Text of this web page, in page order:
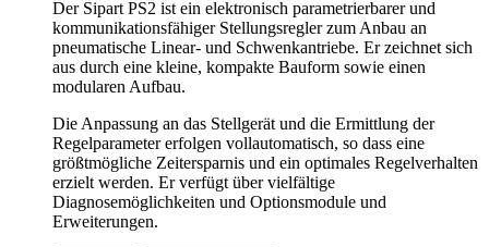
Der Sipart PS2 ist ein elektronisch parametrierbarer und
kommunikationsfähiger Stellungsregler zum Anbau an
pneumatische Linear- und Schwenkantriebe. Er zeichnet sich
aus durch eine kleine, kompakte Bauform sowie einen
modularen Aufbau.
Die Anpassung an das Stellgerät und die Ermittlung der
Regelparameter erfolgen vollautomatisch, so dass eine
größtmögliche Zeitersparnis und ein optimales Regelverhalten
erzielt werden. Er verfügt über vielfältige
Diagnosemöglichkeiten und Optionsmodule und
Erweiterungen.